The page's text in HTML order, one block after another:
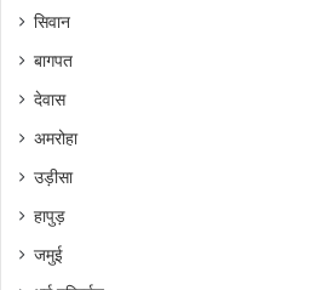
सिवान
बागपत
देवास
अमरोहा
उड़ीसा
हापुड़
जमुई